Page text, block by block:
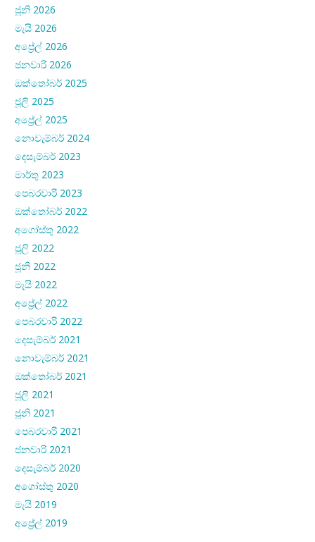
ජූනි 2026
මැයි 2026
අප්‍රේල් 2026
ජනවාරි 2026
ඔක්තෝබර් 2025
ජූලි 2025
අප්‍රේල් 2025
නොවැම්බර් 2024
දෙසැම්බර් 2023
මාර්තු 2023
පෙබරවාරි 2023
ඔක්තෝබර් 2022
අගෝස්තු 2022
ජූලි 2022
ජූනි 2022
මැයි 2022
අප්‍රේල් 2022
පෙබරවාරි 2022
දෙසැම්බර් 2021
නොවැම්බර් 2021
ඔක්තෝබර් 2021
ජූලි 2021
ජූනි 2021
පෙබරවාරි 2021
ජනවාරි 2021
දෙසැම්බර් 2020
අගෝස්තු 2020
මැයි 2019
අප්‍රේල් 2019